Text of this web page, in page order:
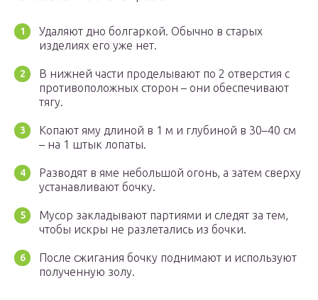
Удаляют дно болгаркой. Обычно в старых
изделиях его уже нет.
В нижней части проделывают по 2 отверстия с
противоположных сторон – они обеспечивают
тягу.
Копают яму длиной в 1 м и глубиной в 30–40 см
– на 1 штык лопаты.
Разводят в яме небольшой огонь, а затем сверху
устанавливают бочку.
Мусор закладывают партиями и следят за тем,
чтобы искры не разлетались из бочки.
После сжигания бочку поднимают и используют
полученную золу.